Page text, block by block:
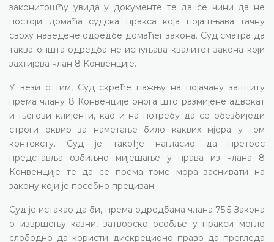
законитошћу увида у документе те да се чини да не
постоји домаћа судска пракса која појашњава тачну
сврху наведене одредбе домаћег закона. Суд сматра да
таква општа одредба не испуњава квалитет закона који
захтијева члан 8 Конвенције.
У вези с тим, Суд скреће пажњу на појачану заштиту
према члану 8 Конвенције онога што размијене адвокат
и његови клијенти, као и на потребу да се обезбиједи
строги оквир за наметање било каквих мјера у том
контексту. Суд је такође нагласио да претрес
представља озбиљно мијешање у права из члана 8
Конвенције те да се према томе мора заснивати на
закону који је посебно прецизан.
Суд је истакао да би, према одредбама члана 75.5 Закона
о извршењу казни, затворско особље у пракси могло
слободно да користи дискреционо право да прегледа